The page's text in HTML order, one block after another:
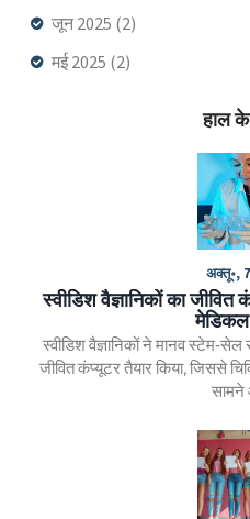
जून 2025 (2)
मई 2025 (2)
हाल के
अक्तू॰,
स्वीडिश वैज्ञानिकों का
मेडिकल
स्वीडिश वैज्ञानिकों ने मानव
जीवित कंप्यूटर तैयार किया, जिससे